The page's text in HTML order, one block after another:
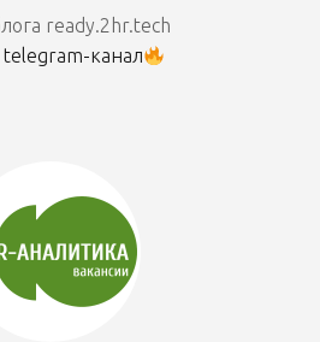
ready.2hr.tech
канал